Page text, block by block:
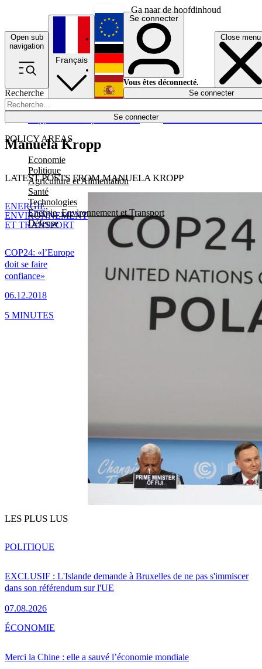
Ga naar de hoofdinhoud
Open sub
navigation
Close menu
Recherche
Se connecter
POLICY AREAS
Economie
Politique
Agriculture et Alimentation
Santé
Technologies
Energie, Environnement et Transport
Défense
Économie
Français
English
Deutsch
Español
Se connecter
Vous êtes déconnecté.
Se connecter
Manuela Kropp
LATEST POSTS FROM MANUELA KROPP
COP24: «l’Europe
doit se faire
confiance»
06.12.2018
ENERGIE,
ENVIRONNEMENT
ET TRANSPORT
5 MINUTES
LES PLUS LUS
EXCLUSIF : L'Islande demande à Bruxelles de ne pas s'immiscer
dans son référendum sur l'UE
07.08.2026
POLITIQUE
Merci la Chine : elle a sauvé l’économie mondiale
ÉCONOMIE